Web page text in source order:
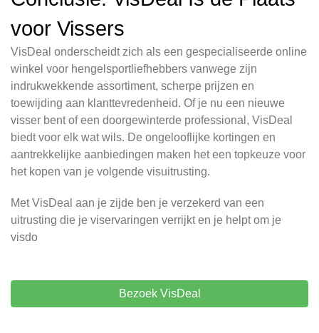
voor Vissers
VisDeal onderscheidt zich als een gespecialiseerde online
winkel voor hengelsportliefhebbers vanwege zijn
indrukwekkende assortiment, scherpe prijzen en
toewijding aan klanttevredenheid. Of je nu een nieuwe
visser bent of een doorgewinterde professional, VisDeal
biedt voor elk wat wils. De ongelooflijke kortingen en
aantrekkelijke aanbiedingen maken het een topkeuze voor
het kopen van je volgende visuitrusting.
Met VisDeal aan je zijde ben je verzekerd van een
uitrusting die je viservaringen verrijkt en je helpt om je
visdo
Bezoek VisDeal